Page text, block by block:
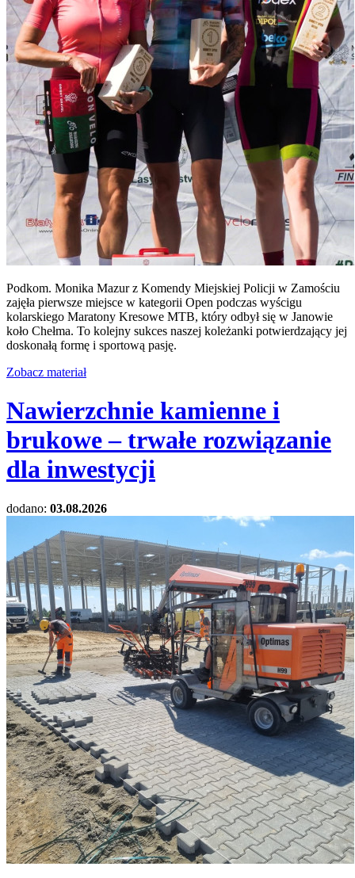
Podkom. Monika Mazur z Komendy Miejskiej Policji w Zamościu
zajęła pierwsze miejsce w kategorii Open podczas wyścigu
kolarskiego Maratony Kresowe MTB, który odbył się w Janowie
koło Chełma. To kolejny sukces naszej koleżanki potwierdzający jej
doskonałą formę i sportową pasję.
Zobacz materiał
Nawierzchnie kamienne i
brukowe – trwałe rozwiązanie
dla inwestycji
dodano: 03.08.2026